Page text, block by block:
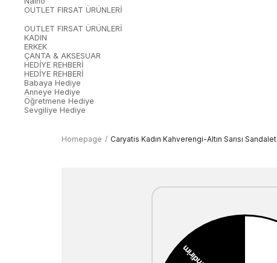
OUTLET FIRSAT ÜRÜNLERİ
OUTLET FIRSAT ÜRÜNLERİ
KADIN
ERKEK
ÇANTA & AKSESUAR
HEDİYE REHBERİ
HEDİYE REHBERİ
Babaya Hediye
Anneye Hediye
Öğretmene Hediye
Sevgiliye Hediye
Homepage Caryatis Kadın Kahverengi-Altın Sarısı Sandalet